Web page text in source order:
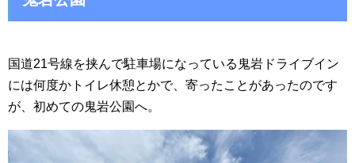
国道21号線を挟んで駐車場になっている鬼岩ドライブイン
には何度かトイレ休憩とかで、寄ったことがあったのです
が、初めての鬼岩公園へ。